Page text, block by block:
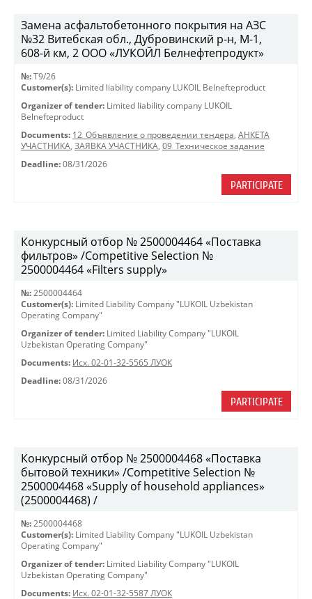
Замена асфальтобетонного покрытия на АЗС
№32 Витебская обл., Дубровинский р-н, М-1,
608-й км, 2 ООО «ЛУКОЙЛ Белнефтепродукт»
№: T9/26
Customer(s): Limited liability company LUKOIL Belnefteproduct
Organizer of tender: Limited liability company LUKOIL
Belnefteproduct
Documents: 12_Объявление о проведении тендера, АНКЕТА
УЧАСТНИКА, ЗАЯВКА УЧАСТНИКА, 09_Техническое задание
Deadline: 08/31/2026
PARTICIPATE
Конкурсный отбор № 2500004464 «Поставка
фильтров» /Competitive Selection №
2500004464 «Filters supply»
№: 2500004464
Customer(s): Limited Liability Company "LUKOIL Uzbekistan
Operating Company"
Organizer of tender: Limited Liability Company "LUKOIL
Uzbekistan Operating Company"
Documents: Исх. 02-01-32-5565 ЛУОК
Deadline: 08/31/2026
PARTICIPATE
Конкурсный отбор № 2500004468 «Поставка
бытовой техники» /Competitive Selection №
2500004468 «Supply of household appliances»
(2500004468) /
№: 2500004468
Customer(s): Limited Liability Company "LUKOIL Uzbekistan
Operating Company"
Organizer of tender: Limited Liability Company "LUKOIL
Uzbekistan Operating Company"
Documents: Исх. 02-01-32-5587 ЛУОК